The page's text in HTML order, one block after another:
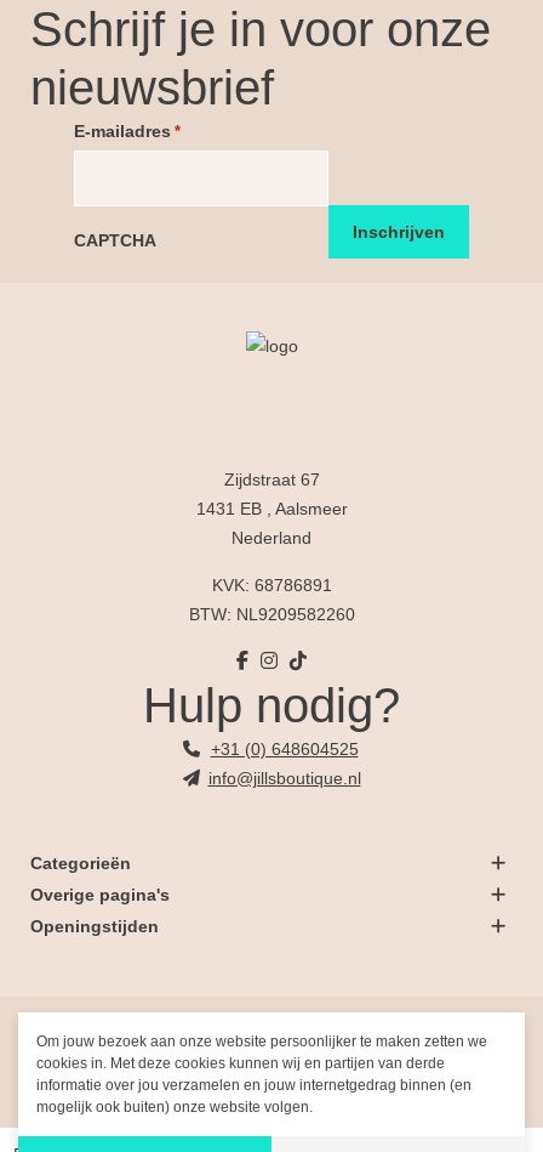
Om jouw bezoek aan onze website persoonlijker te maken zetten we
cookies in. Met deze cookies kunnen wij en partijen van derde
informatie over jou verzamelen en jouw internetgedrag binnen (en
mogelijk ook buiten) onze website volgen.
Schrijf je in voor onze
nieuwsbrief
E-mailadres *
CAPTCHA
Zijdstraat 67
1431 EB , Aalsmeer
Nederland
KVK: 68786891
BTW: NL9209582260
Hulp nodig?
+31 (0) 648604525
info@jillsboutique.nl
Categorieën
Overige pagina's
Openingstijden
Gemaakt met doorFresh-Dev